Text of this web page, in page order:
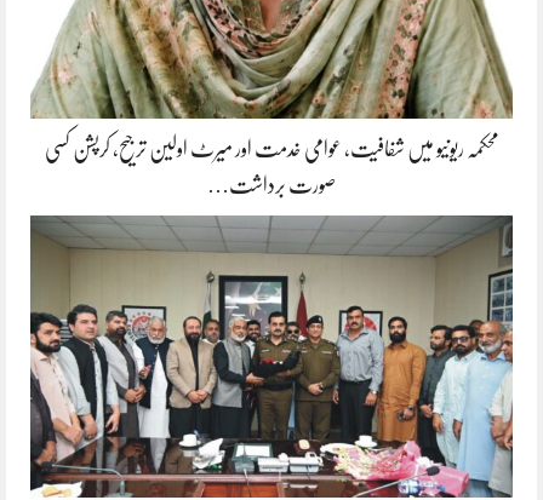
محکمہ ریونیو میں شفافیت، عوامی خدمت اور میرٹ اولین ترجیح، کرپشن کسی
صورت برداشت…